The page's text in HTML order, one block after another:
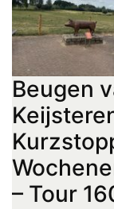
Beugen
– Tour